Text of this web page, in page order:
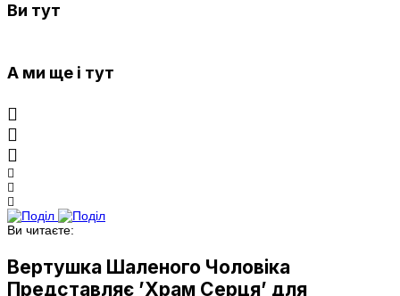
Ви тут
А ми ще і тут
Ви читаєте:
Вертушка Шаленого Чоловіка
Представляє ’Храм Серця’ для